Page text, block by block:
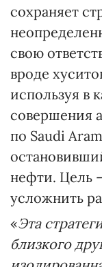
сохраняет
свою
вроде
используя в
совершения
по Saudi
нефти. Цель
усложнить
«Эта
близкого